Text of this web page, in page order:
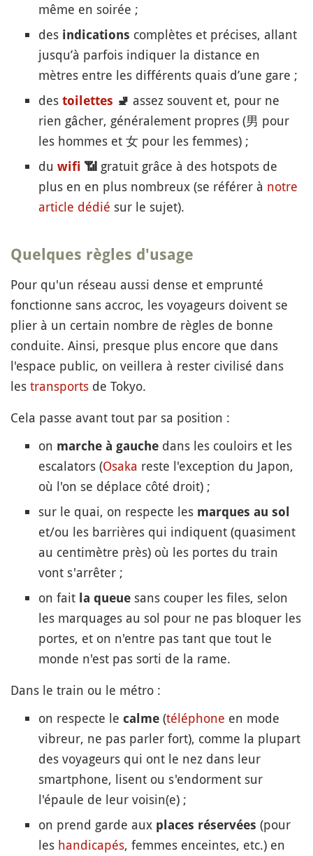
même en soirée ;
des indications complètes et précises, allant
jusqu’à parfois indiquer la distance en
mètres entre les différents quais d’une gare ;
des toilettes 🚽 assez souvent et, pour ne
rien gâcher, généralement propres (男 pour
les hommes et 女 pour les femmes) ;
du wifi 📶 gratuit grâce à des hotspots de
plus en en plus nombreux (se référer à notre
article dédié sur le sujet).
Quelques règles d'usage
Pour qu'un réseau aussi dense et emprunté
fonctionne sans accroc, les voyageurs doivent se
plier à un certain nombre de règles de bonne
conduite. Ainsi, presque plus encore que dans
l'espace public, on veillera à rester civilisé dans
les transports de Tokyo.
Cela passe avant tout par sa position :
on marche à gauche dans les couloirs et les
escalators (Osaka reste l'exception du Japon,
où l'on se déplace côté droit) ;
sur le quai, on respecte les marques au sol
et/ou les barrières qui indiquent (quasiment
au centimètre près) où les portes du train
vont s'arrêter ;
on fait la queue sans couper les files, selon
les marquages au sol pour ne pas bloquer les
portes, et on n'entre pas tant que tout le
monde n'est pas sorti de la rame.
Dans le train ou le métro :
on respecte le calme (téléphone en mode
vibreur, ne pas parler fort), comme la plupart
des voyageurs qui ont le nez dans leur
smartphone, lisent ou s'endorment sur
l'épaule de leur voisin(e) ;
on prend garde aux places réservées (pour
les handicapés, femmes enceintes, etc.) en